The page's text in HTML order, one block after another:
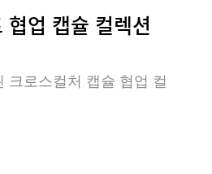
업 캡슐 컬렉션
크로스컬처 캡슐 협업 컬